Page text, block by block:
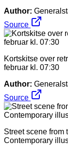
Author:
Source
Kortskitse over
februar kl. 07ː30
Author:
Source
Street scene from
Contemporary